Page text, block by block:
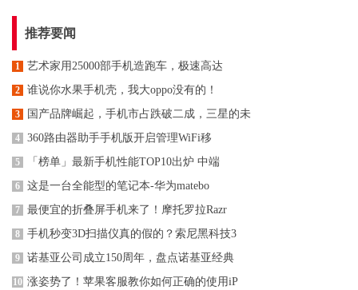
推荐要闻
1 艺术家用25000部手机造跑车，极速高达
2 谁说你水果手机壳，我大oppo没有的！
3 国产品牌崛起，手机市占跌破二成，三星的未
4 360路由器助手手机版开启管理WiFi移
5 「榜单」最新手机性能TOP10出炉 中端
6 这是一台全能型的笔记本-华为matebo
7 最便宜的折叠屏手机来了！摩托罗拉Razr
8 手机秒变3D扫描仪真的假的？索尼黑科技3
9 诺基亚公司成立150周年，盘点诺基亚经典
10 涨姿势了！苹果客服教你如何正确的使用iP